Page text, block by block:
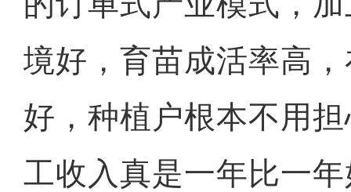
境好，育苗成活率高
好，种植户根本不用
工收入真是一年比一